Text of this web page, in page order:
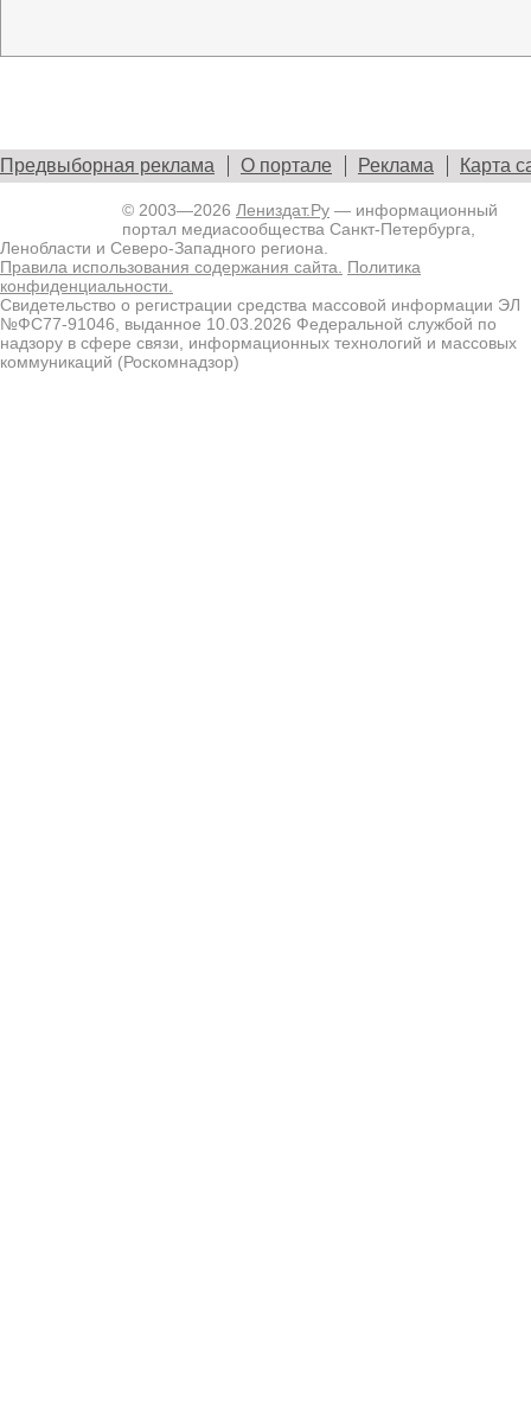
Предвыборная реклама О портале Реклама Карта
© 2003—2026 Лениздат.Ру — информационный
портал медиасообщества Санкт-Петербурга,
Ленобласти и Северо-Западного региона.
Правила использования содержания сайта.
Политика
конфиденциальности.
Свидетельство о регистрации средства массовой информации ЭЛ
№ФС77-91046, выданное 10.03.2026 Федеральной службой по
надзору в сфере связи, информационных технологий и массовых
коммуникаций (Роскомнадзор)